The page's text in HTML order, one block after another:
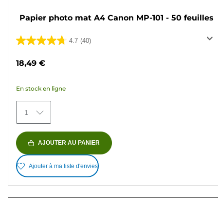
Papier photo mat A4 Canon MP-101 - 50 feuilles
4.7 (40)
4.7
40
avis
18,49 €
En stock en ligne
1
AJOUTER AU PANIER
Ajouter à ma liste d'envies